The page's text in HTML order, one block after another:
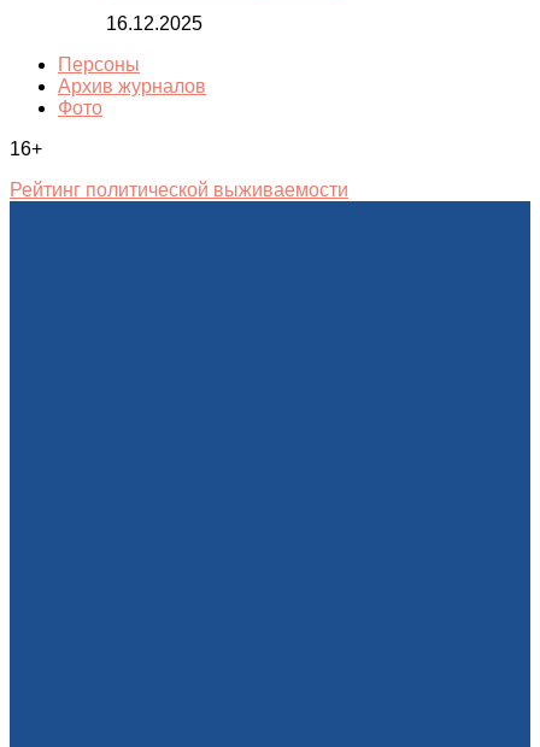
16.12.2025
Персоны
Архив журналов
Фото
16+
Рейтинг политической выживаемости